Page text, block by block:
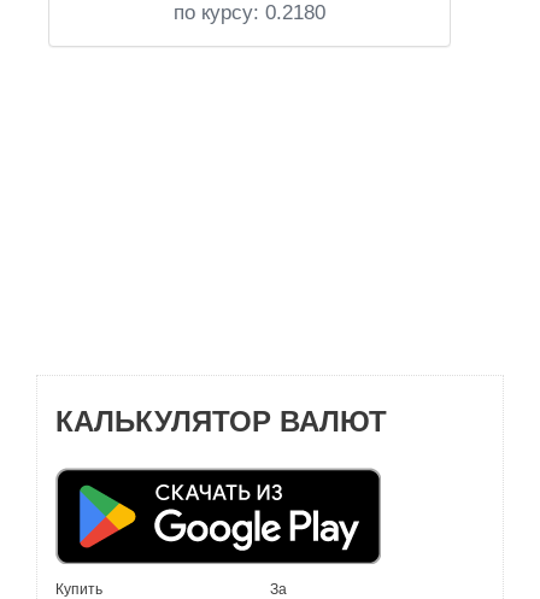
по курсу: 0.2180
КАЛЬКУЛЯТОР ВАЛЮТ
Купить За